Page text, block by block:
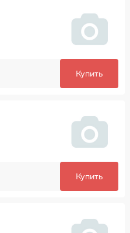
Купить
Купить